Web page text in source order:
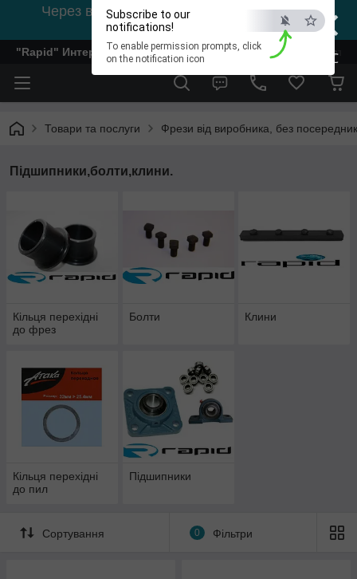
×
ESC
Subscribe to our
notifications!
To enable permission prompts, click
on the notification icon
Через відсутність світла, зв'язок на viber
0978002056
"Rapid" Интернет-магазин деревообрабатывающего
Товари та послуги Фрези від виробника, без
Підшипники,болти,клини.
Кільця перехідні
до фрез
Болти Клини
Кільця перехідні
до пил
Підшипники
Сортування 0 Фільтри